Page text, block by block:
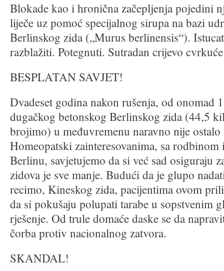
Blokade kao i hronična začepljenja pojedini
liječe uz pomoć specijalnog sirupa na bazi
Berlinskog zida („Murus berlinensis“).
razblažiti. Potegnuti. Sutradan crijevo
BESPLATAN SAVJET!
Dvadeset godina nakon rušenja, od onomad
dugačkog betonskog Berlinskog zida (44,5
brojimo) u međuvremenu naravno nije
Homeopatski zainteresovanima, sa
Berlinu, savjetujemo da si već sad osiguraju
zidova je sve manje. Budući da je glupo
recimo, Kineskog zida, pacijentima ovom
da si pokušaju polupati tarabe u sopstvenim
rješenje. Od trule domaće daske se da
čorba protiv nacionalnog zatvora.
SKANDAL!